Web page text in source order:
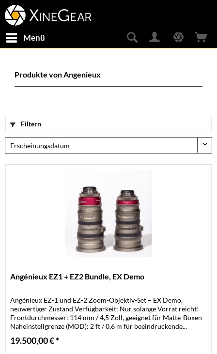
Menü
Produkte von Angenieux
Filtern
Angénieux EZ1 + EZ2 Bundle, EX Demo
Angénieux EZ-1 und EZ-2 Zoom-Objektiv-Set – EX Demo,
neuwertiger Zustand Verfügbarkeit: Nur solange Vorrat reicht!
Frontdurchmesser: 114 mm / 4,5 Zoll, geeignet für Matte-Boxen
Naheinstellgrenze (MOD): 2 ft / 0,6 m für beeindruckende...
19.500,00 € *